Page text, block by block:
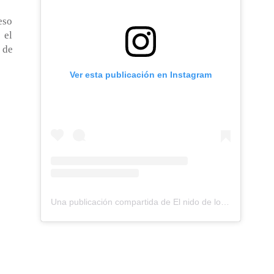
el
Ver esta publicación en Instagram